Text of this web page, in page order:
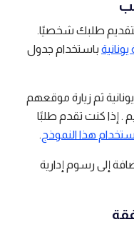
طلبك شخصيًا.
باستخدام جدول
ثم زيارة موقعهم
. إذا كنت تقدم طلبًا
هذا النموذج .
75 يورو بالإضافة إلى رسوم إدارية